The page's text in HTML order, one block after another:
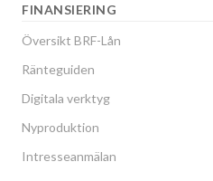
FINANSIERING
Översikt BRF-Lån
Ränteguiden
Digitala verktyg
Nyproduktion
Intresseanmälan